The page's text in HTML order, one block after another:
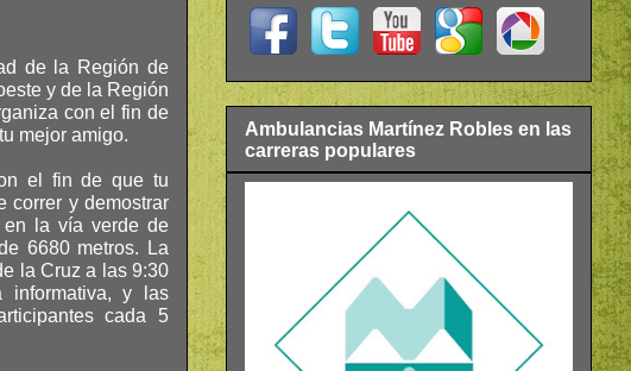
de la Región de
y de la Región
con el fin de
mejor amigo.
el fin de que tu
correr y demostrar
en la vía verde de
6680 metros. La
la Cruz a las 9:30
informativa, y las
cada 5
Ambulancias Martínez Robles en las
carreras populares